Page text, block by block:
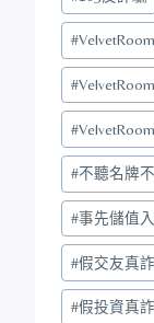
Tags:
#
#
#
#不聽名牌
#事先儲值
#假交友真
#假投資真